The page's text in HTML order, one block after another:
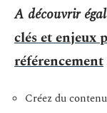
A découvrir
clés et enjeux
référencement
Créez du